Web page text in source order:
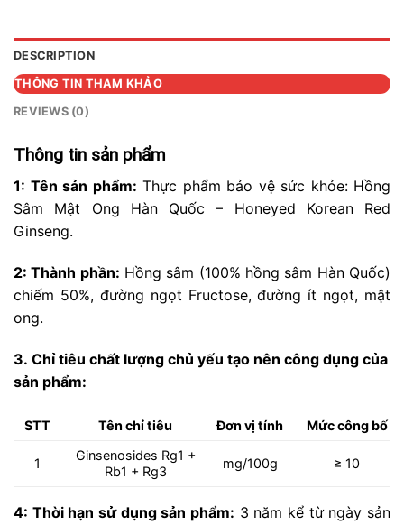
DESCRIPTION
THÔNG TIN THAM KHẢO
REVIEWS (0)
Thông tin sản phẩm
1: Tên sản phẩm: Thực phẩm bảo vệ sức khỏe: Hồng
Sâm Mật Ong Hàn Quốc – Honeyed Korean Red
Ginseng.
2: Thành phần: Hồng sâm (100% hồng sâm Hàn Quốc)
chiếm 50%, đường ngọt Fructose, đường ít ngọt, mật
ong.
3. Chỉ tiêu chất lượng chủ yếu tạo nên công dụng của
sản phẩm:
STT Tên chỉ tiêu Đơn vị tính Mức công bố
1
Ginsenosides Rg1 +
Rb1 + Rg3
mg/100g ≥ 10
4: Thời hạn sử dụng sản phẩm: 3 năm kể từ ngày sản